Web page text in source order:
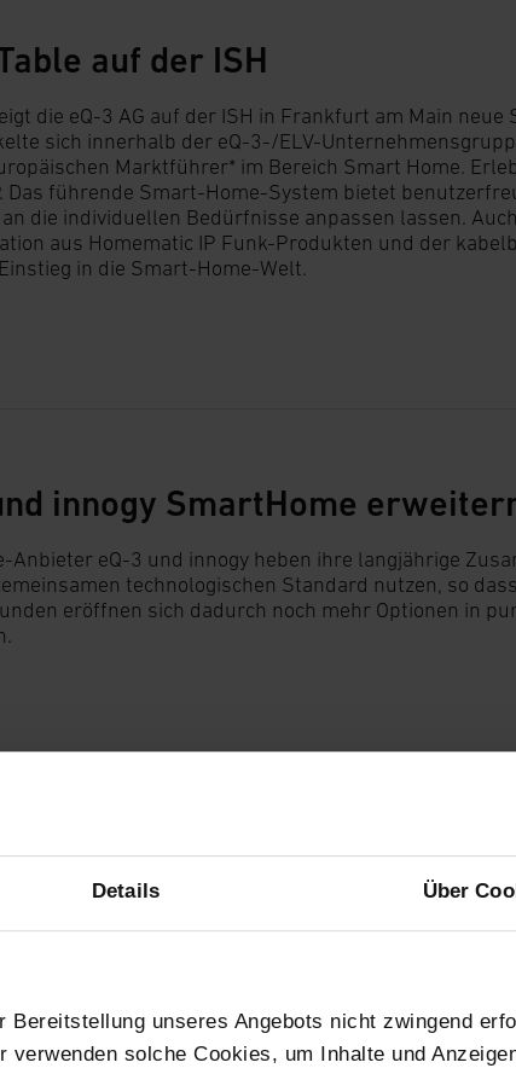
Details Über
Bereitstellung unseres Angebots nicht zwingend
solche Cookies, um Inhalte und
auf der ISH
die eQ-3 AG auf der ISH in Frankfurt am Main
sich innerhalb der eQ-3-/ELV-
Marktführer* im Bereich Smart Home.
Das führende Smart-Home-System bietet
die individuellen Bedürfnisse anpassen lassen.
aus Homematic IP Funk-Produkten und der
in die Smart-Home-Welt.
innogy SmartHome
Anbieter eQ-3 und innogy heben ihre langjährige
technologischen Standard nutzen, so
eröffnen sich dadurch noch mehr Optionen in
aktuellen Pressemitteilungen rund um die IFA 2018
können Sie gerne für Pressezwecke